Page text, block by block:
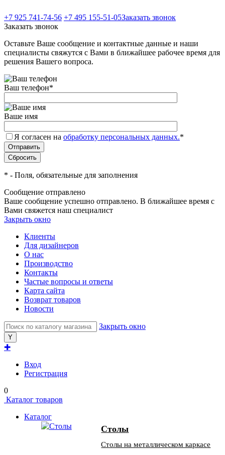
+7 925 741-74-56 +7 495 155-51-05Заказать звонок
Заказать звонок
Оставьте Ваше сообщение и контактные данные и наши
специалисты свяжутся с Вами в ближайшее рабочее время для
решения Вашего вопроса.
Ваш телефон*
Ваше имя
Я согласен на обработку персональных данных.*
* - Поля, обязательные для заполнения
Сообщение отправлено
Ваше сообщение успешно отправлено. В ближайшее время с
Вами свяжется наш специалист
Закрыть окно
Клиенты
Для дизайнеров
О нас
Производство
Контакты
Частые вопросы и ответы
Карта сайта
Возврат товаров
Новости
Закрыть окно
✚
Вход
Регистрация
0
Каталог товаров
Каталог
Столы
Столы на металлическом каркасе